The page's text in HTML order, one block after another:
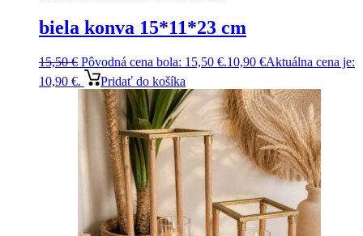
biela konva 15*11*23 cm
15,50€ Pôvodná cena bola: 15,50 €.10,90 €Aktuálna cena je:
10,90 €.
Pridať do košíka